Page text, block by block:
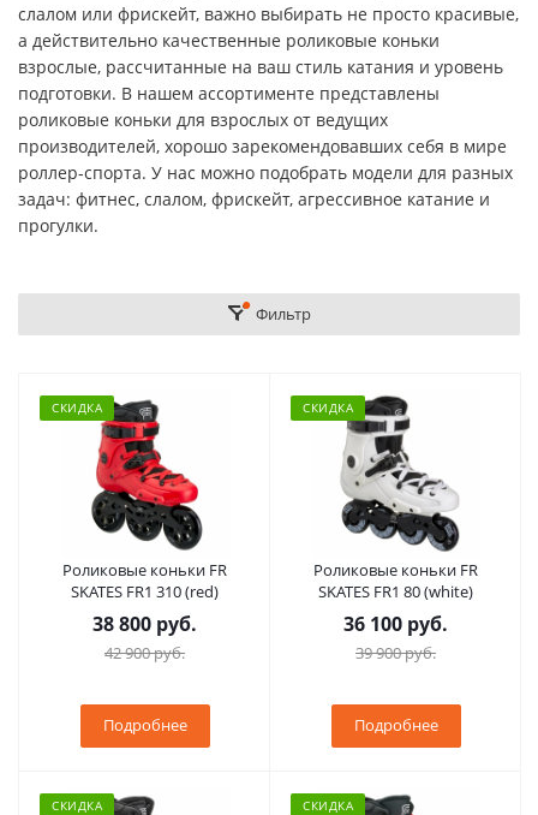
слалом или фрискейт, важно выбирать не просто красивые,
а действительно качественные роликовые коньки
взрослые, рассчитанные на ваш стиль катания и уровень
подготовки. В нашем ассортименте представлены
роликовые коньки для взрослых от ведущих
производителей, хорошо зарекомендовавших себя в мире
роллер-спорта. У нас можно подобрать модели для разных
задач: фитнес, слалом, фрискейт, агрессивное катание и
прогулки.
Фильтр
СКИДКА
Роликовые коньки FR
SKATES FR1 310 (red)
38 800 руб.
42 900 руб.
Подробнее
СКИДКА
Роликовые коньки FR
SKATES FR1 80 (white)
36 100 руб.
39 900 руб.
Подробнее
СКИДКА СКИДКА